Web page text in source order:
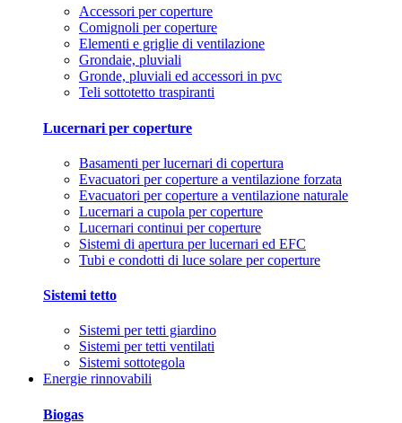
Accessori per coperture
Comignoli per coperture
Elementi e griglie di ventilazione
Grondaie, pluviali
Gronde, pluviali ed accessori in pvc
Teli sottotetto traspiranti
Lucernari per coperture
Basamenti per lucernari di copertura
Evacuatori per coperture a ventilazione forzata
Evacuatori per coperture a ventilazione naturale
Lucernari a cupola per coperture
Lucernari continui per coperture
Sistemi di apertura per lucernari ed EFC
Tubi e condotti di luce solare per coperture
Sistemi tetto
Sistemi per tetti giardino
Sistemi per tetti ventilati
Sistemi sottotegola
Energie rinnovabili
Biogas